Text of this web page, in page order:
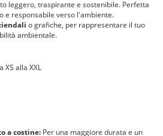
leggero, traspirante e sostenibile. Perfetta
e responsabile verso l'ambiente.
o grafiche, per rappresentare il tuo
ambientale.
XS alla XXL
a costine: Per una maggiore durata e un